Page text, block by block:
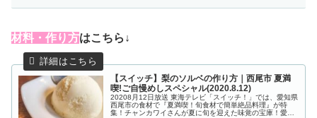
材料・作り方はこちら↓
【スイッチ】梨のソルベの作り方｜西尾市 夏満
喫!ご自慢めしスペシャル(2020.8.12)
20208月12日放送 東海テレビ「スイッチ！」では、愛知県
西尾市の食材で『夏満喫！旬食材で簡単絶品料理』が特
集！チャンカワイさんが夏に旬を迎えた味覚の宝庫！愛知